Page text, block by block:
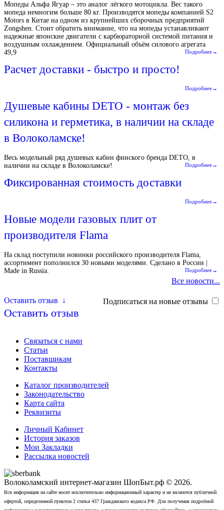
Мопеды Альфа Ягуар – это аналог лёгкого мотоцикла. Вес такого
мопеда немногим больше 80 кг. Производятся мопеды компанией S2
Motors в Китае на одном из крупнейших сборочных предприятий
Zongshen. Стоит обратить внимание, что на мопеды устанавливают
надежные японские двигатели с карбюраторной системой питания и
воздушным охлаждением. Официальный объём силового агрегата
49,9
Подробнее→
Расчет доставки - быстро и просто!
Подробнее→
Душевые кабины DETO - монтаж без
силикона и герметика, в наличии на складе
в Волоколамске!
Весь модельный ряд душевых кабин финского бренда DETO, в
наличии на складе в Волоколамске!
Подробнее→
Фиксированная стоимость доставки
Подробнее→
Новые модели газовых плит от
производителя Flama
На склад поступили новинки российского производителя Flama,
ассортимент пополнился 30 новыми моделями. Сделано в России |
Made in Russia.
Подробнее→
Все новости...
Подписаться на новые отзывы
Оставить отзыв ↓
Оставить отзыв
Связаться с нами
Статьи
Поставщикам
Контакты
Каталог производителей
Законодательство
Карта сайта
Реквизиты
Личный Кабинет
История заказов
Мои Закладки
Рассылка новостей
Волоколамский интернет-магазин ШопБыт.рф © 2026.
Вся информация на сайте носит исключительно информационный характер и не являются публичной
офертой, определенной пунктом 2 статьи 437 Гражданского кодекса РФ. Для получения подробной